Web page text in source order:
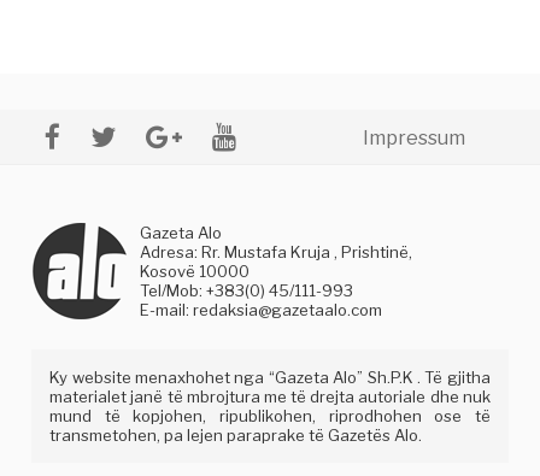
Impressum
Gazeta Alo
Adresa: Rr. Mustafa Kruja , Prishtinë,
Kosovë 10000
Tel/Mob: +383(0) 45/111-993
E-mail:redaksia@gazetaalo.com
Ky website menaxhohet nga “Gazeta Alo” Sh.P.K . Të gjitha
materialet janë të mbrojtura me të drejta autoriale dhe nuk
mund të kopjohen, ripublikohen, riprodhohen ose të
transmetohen, pa lejen paraprake të Gazetës Alo.